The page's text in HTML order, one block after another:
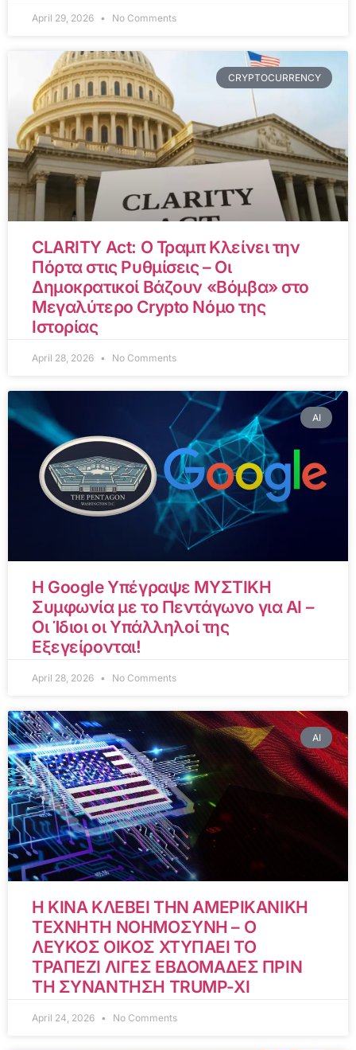
April 29, 2026 No Comments
CRYPTOCURRENCY
CLARITY Act: Ο Τραμπ Κλείνει την
Πόρτα στις Ρυθμίσεις – Οι
Δημοκρατικοί Βάζουν «Βόμβα» στο
Μεγαλύτερο Crypto Νόμο της
Ιστορίας
April 28, 2026 No Comments
AI
Η Google Υπέγραψε ΜΥΣΤΙΚΗ
Συμφωνία με το Πεντάγωνο για AI –
Οι Ίδιοι οι Υπάλληλοί της
Εξεγείρονται!
April 28, 2026 No Comments
AI
Η ΚΙΝΑ ΚΛΕΒΕΙ ΤΗΝ ΑΜΕΡΙΚΑΝΙΚΗ
ΤΕΧΝΗΤΗ ΝΟΗΜΟΣΥΝΗ – Ο
ΛΕΥΚΟΣ ΟΙΚΟΣ ΧΤΥΠΑΕΙ ΤΟ
ΤΡΑΠΕΖΙ ΛΙΓΕΣ ΕΒΔΟΜΑΔΕΣ ΠΡΙΝ
ΤΗ ΣΥΝΑΝΤΗΣΗ TRUMP-XI
April 24, 2026 No Comments